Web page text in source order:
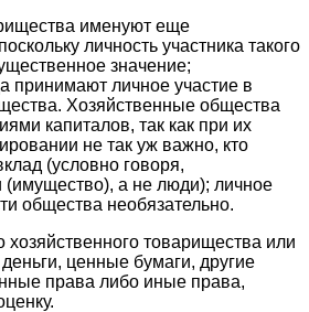
именуют еще
личность участника такого
значение;
принимают личное участие в
Хозяйственные общества
капиталов, так как при их
не так уж важно, кто
(условно говоря,
(имущество), а не люди); личное
общества необязательно.
товарищества или
ценные бумаги, другие
права либо иные права,